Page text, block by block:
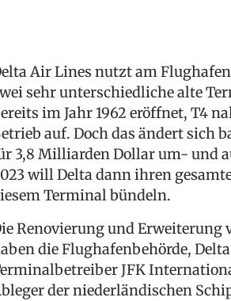
Air Lines nutzt am
sehr unterschiedliche alte
im Jahr 1962 eröffnet, T4
auf. Doch das ändert sich
3,8 Milliarden Dollar um- und
will Delta dann ihren
Terminal bündeln.
Renovierung und Erweiterung
die Flughafenbehörde,
JFK
der niederländischen